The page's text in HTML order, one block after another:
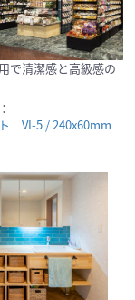
で清潔感と高級感の
VI-5 / 240x60mm